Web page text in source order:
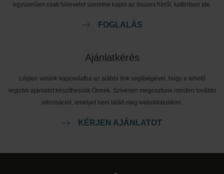
egyszerűen csak hírlevelet szeretne kapni az összes hírről, kattintson ide.
FOGLALÁS
Ajánlatkérés
Lépjen velünk kapcsolatba az alábbi link segítségével, hogy a lehető
legjobb ajánlatot készíthessük Önnek. Szívesen megosztunk minden további
információt, amelyet nem talált meg weboldalunkon.
KÉRJEN AJÁNLATOT